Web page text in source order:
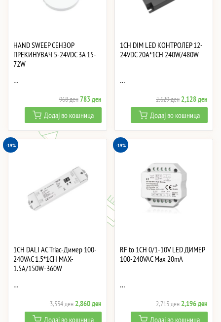
HAND SWEEP СЕНЗОР
ПРЕКИНУВАЧ 5-24VDC 3A 15-
72W
…
968денOriginal
price
was:
968 ден.
783денCurrent
price
is:
783 ден.
Додај во кошница
1CH DIM LED КОНТРОЛЕР 12-
24VDC 20A*1CH 240W/480W
…
2,629ден Original
price
was:
2,629 ден.
2,128ден
price
is:
Додај во кошница
-19%
1CH DALI AC Triac-Димер 100-
240VAC 1.5*1CH MAX-
1.5A/150W-360W
…
3,534ден Original
price
2,860денCurrent
price
Додај во кошница
-19%
RF to 1CH 0/1-10V LED ДИМЕР
100-240VAC Max 20mA
…
2,713ден Original
price
2,196ден
price
Додај во кошница